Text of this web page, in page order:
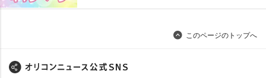
このページのトップへ